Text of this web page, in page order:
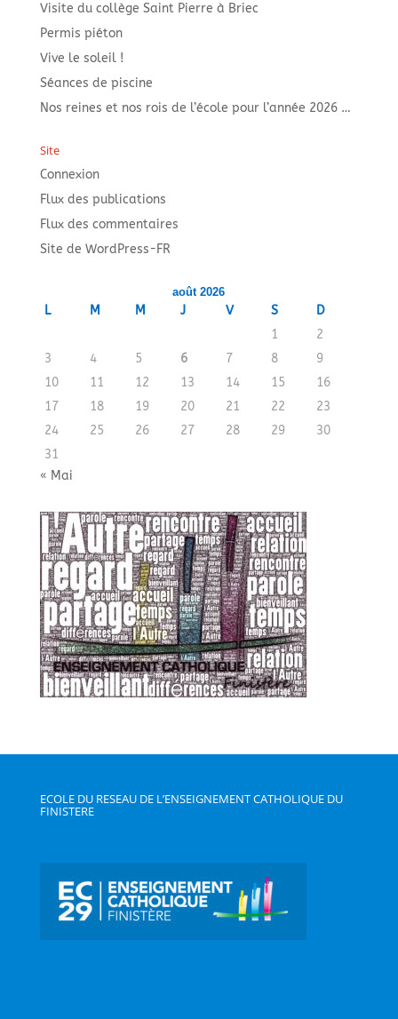
Visite du collège Saint Pierre à Briec
Permis piéton
Vive le soleil !
Séances de piscine
Nos reines et nos rois de l’école pour l’année 2026 …
Site
Connexion
Flux des publications
Flux des commentaires
Site de WordPress-FR
août 2026
L M M J V S
D
1
2
3
4 5 6 7 8
9
10
11 12 13 14 15
16
17
18 19 20 21 22
23
24
25 26 27 28 29
30
31
« Mai
ECOLE DU RESEAU DE L’ENSEIGNEMENT CATHOLIQUE DU
FINISTERE